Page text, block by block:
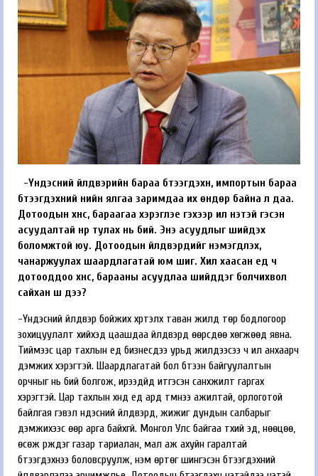
-Үндэсний үйлдвэрийн бараа бүтээгдэхүүн, импортын бараа
бүтээгдэхүүний үнийн ялгаа заримдаа их өндөр байна л даа.
Дотоодын хүнс, бараагаа хэрэглэе гэхээр илүү үнэтэй гэсэн
асуудалтай нүүр тулах нь бий. Энэ асуудлыг шийдэх
боломжтой юу. Дотоодын үйлдвэрүүдийг нэмэгдүүлэх,
чанаржуулах шаардлагатай юм шиг. Хил хаасан үед ч
дотооддоо хүнс, барааны асуудлаа шийддэг болчихвол
сайхан шүү дээ?
-Үндэсний үйлдвэр бойжих хүртэлх таван жилд төр бодлогоор
зохицуулалт хийхэд цаашдаа үйлдвэрүүд өөрсдөө хөгжөөд явна.
Тиймээс цар тахлын үед бизнесүүдээ урьд жилүүдээсээ ч илүү анхаарч
дэмжих хэрэгтэй. Шаардлагатай бол бүтээн байгуулалтын
орчныг нь бий болгож, ирээдүйд итгэсэн санхүүжилт гаргах
хэрэгтэй. Цар тахлын хүнд үед ард түмнээ ажилтай, орлоготой
байлгая гэвэл үндэсний үйлдвэрүүд, жижиг дундын салбарыг
дэмжихээс өөр арга байхгүй. Монгол Улс байгаа түүхий эд, нөөцөө,
өсөж үрждэг газар тариалан, мал аж ахуйн гаралтай
бүтээгдэхүүнээ боловсруулж, нэмүү өртөг шингэсэн бүтээгдэхүүний